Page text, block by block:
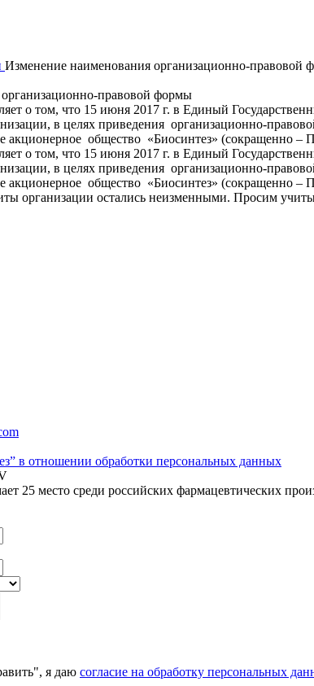
Изменение наименования организационно-правовой
правовой формы
о том, что 15 июня 2017 г. в Единый
в целях приведения организационно-
акционерное общество «Биосинтез» (сокращенно –
о том, что 15 июня 2017 г. в Единый
в целях приведения организационно-
акционерное общество «Биосинтез» (сокращенно –
организации остались неизменными. Просим
в отношении обработки персональных данных
25 место среди российских фармацевтических
я даю согласие на обработку персональных